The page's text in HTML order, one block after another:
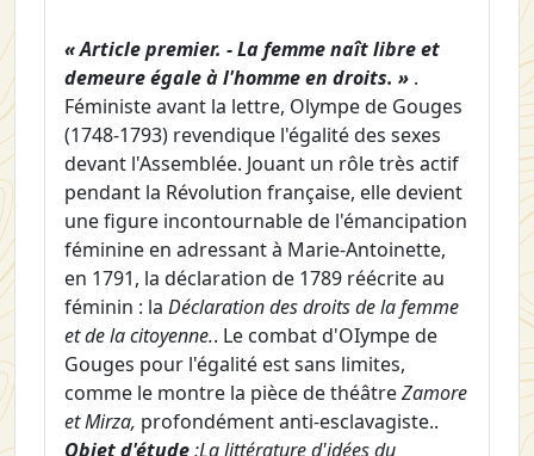
« Article premier. - La femme naît libre et
demeure égale à l'homme en droits. » .
Féministe avant la lettre, Olympe de Gouges
(1748-1793) revendique l'égalité des sexes
devant l'Assemblée. Jouant un rôle très actif
pendant la Révolution française, elle devient
une figure incontournable de l'émancipation
féminine en adressant à Marie-Antoinette,
en 1791, la déclaration de 1789 réécrite au
féminin : la Déclaration des droits de la femme
et de la citoyenne.. Le combat d'OIympe de
Gouges pour l'égalité est sans limites,
comme le montre la pièce de théâtreZamore
et Mirza, profondément anti-esclavagiste..
Objet d'étude:La littérature d'idées du